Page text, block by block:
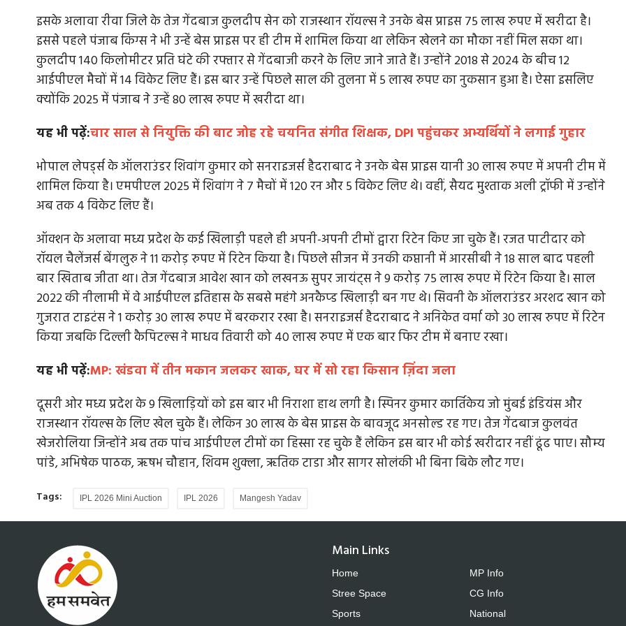
इसके अलावा रीवा जिले के तेज गेंदबाज कुलदीप सेन को राजस्थान रॉयल्स ने उनके बेस प्राइस 75 लाख रुपए में खरीदा है।
इससे पहले पंजाब किंग्स ने भी उन्हें बेस प्राइस पर ही टीम में शामिल किया था लेकिन खेलने का मौका नहीं मिल सका था।
कुलदीप 140 किलोमीटर प्रति घंटे की रफ्तार से गेंदबाजी करने के लिए जाने जाते हैं। उन्होंने 2018 से 2024 के बीच 12
आईपीएल मैचों में 14 विकेट लिए हैं। इस बार उन्हें पिछले साल की तुलना में 5 लाख रुपए का नुकसान हुआ है। ऐसा इसलिए
क्योंकि 2025 में पंजाब ने उन्हें 80 लाख रुपए में खरीदा था।
यह भी पढ़ें:चार साल से नियुक्ति की बाट जोह रहे चयनित संगीत शिक्षक, DPI पहुंचकर अभ्यर्थियों ने लगाई गुहार
भोपाल लेपर्ड्स के ऑलराउंडर शिवांग कुमार को सनराइजर्स हैदराबाद ने उनके बेस प्राइस यानी 30 लाख रुपए में अपनी टीम में
शामिल किया है। एमपीएल 2025 में शिवांग ने 7 मैचों में 120 रन और 5 विकेट लिए थे। वहीं, सैयद मुश्ताक अली ट्रॉफी में उन्होंने
अब तक 4 विकेट लिए हैं।
ऑक्शन के अलावा मध्य प्रदेश के कई खिलाड़ी पहले ही अपनी-अपनी टीमों द्वारा रिटेन किए जा चुके हैं। रजत पाटीदार को
रॉयल चैलेंजर्स बेंगलुरु ने 11 करोड़ रुपए में रिटेन किया है। पिछले सीजन में उनकी कप्तानी में आरसीबी ने 18 साल बाद पहली
बार खिताब जीता था। तेज गेंदबाज आवेश खान को लखनऊ सुपर जायंट्स ने 9 करोड़ 75 लाख रुपए में रिटेन किया है। साल
2022 की नीलामी में वे आईपीएल इतिहास के सबसे महंगे अनकैप्ड खिलाड़ी बन गए थे। सिवनी के ऑलराउंडर अरशद खान को
गुजरात टाइटंस ने 1 करोड़ 30 लाख रुपए में बरकरार रखा है। सनराइजर्स हैदराबाद ने अनिकेत वर्मा को 30 लाख रुपए में रिटेन
किया जबकि दिल्ली कैपिटल्स ने माधव तिवारी को 40 लाख रुपए में एक बार फिर टीम में बनाए रखा।
यह भी पढ़ें:MP: खंडवा में तीन मकान जलकर खाक, घर में सो रहा किसान ज़िंदा जला
दूसरी ओर मध्य प्रदेश के 9 खिलाड़ियों को इस बार भी निराशा हाथ लगी है। स्पिनर कुमार कार्तिकेय जो मुंबई इंडियंस और
राजस्थान रॉयल्स के लिए खेल चुके हैं। लेकिन 30 लाख के बेस प्राइस के बावजूद अनसोल्ड रह गए। तेज गेंदबाज कुलवंत
खेजरोलिया जिन्होंने अब तक पांच आईपीएल टीमों का हिस्सा रह चुके हैं लेकिन इस बार भी कोई खरीदार नहीं ढूंढ पाए। सौम्य
पांडे, अभिषेक पाठक, ऋषभ चौहान, शिवम शुक्ला, ऋतिक टाडा और सागर सोलंकी भी बिना बिके लौट गए।
Tags: IPL 2026 Mini Auction IPL 2026 Mangesh Yadav
में 100
जी भाईसाहब जी: एसपी को धमकी के बाद बीजेपी
एमएलए ने क्यों...
ज्योतिरादित्य सिंधिया...
संक्रमण से ज़्यादा इच्छा शक्ति के कमज़ोर पड़ने की वजह
भोपाल की वरिष्ठ पत्रकार अनुराधा त्रिवेदी ने 12 दिन के संघर्ष के
बाद आखिर कोरोना...
Main Links
Home
Stree Space
Sports
MP Info
CG Info
National